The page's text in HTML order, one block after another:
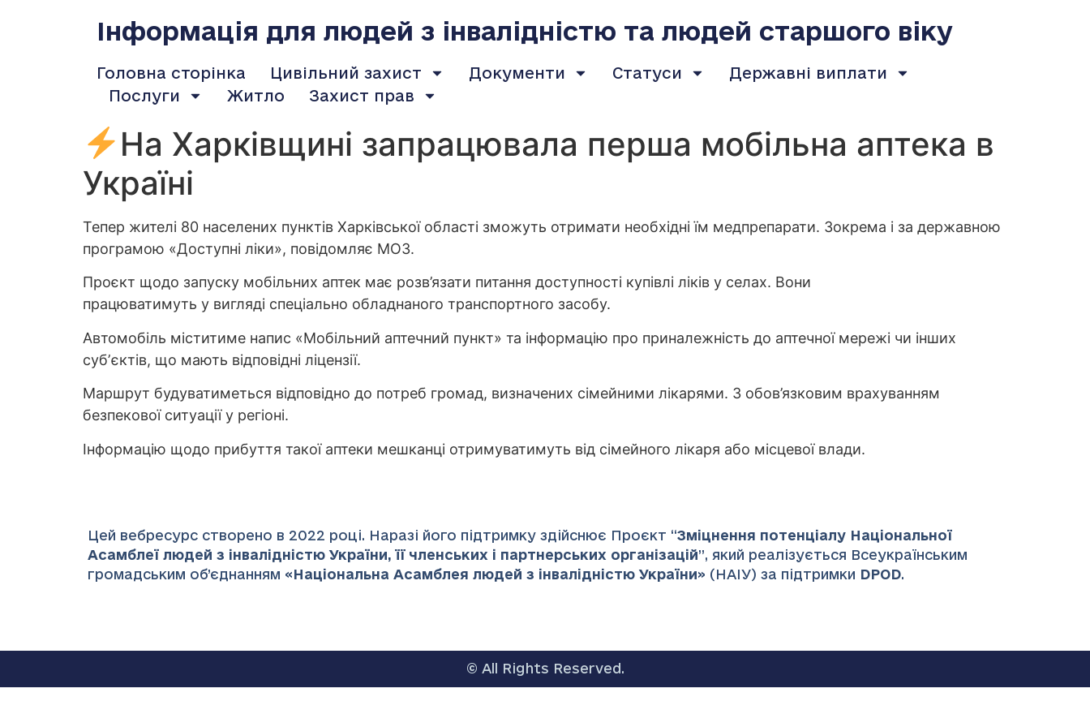
Інформація для людей з інвалідністю та людей старшого віку
Головна сторінка Цивільний захист Документи Статуси
Державні виплати
Послуги
Житло Захист прав
На Харківщині запрацювала перша мобільна аптека в
Україні
Тепер жителі 80 населених пунктів Харківської області зможуть отримати необхідні їм медпрепарати. Зокрема і за державною
програмою «Доступні ліки», повідомляє МОЗ.
Проєкт щодо запуску мобільних аптек має розв’язати питання доступності купівлі ліків у селах. Вони
працюватимуть у вигляді спеціально обладнаного транспортного засобу.
Автомобіль міститиме напис «Мобільний аптечний пункт» та інформацію про приналежність до аптечної мережі чи інших
субʼєктів, що мають відповідні ліцензії.
Маршрут будуватиметься відповідно до потреб громад, визначених сімейними лікарями. З обов’язковим врахуванням
безпекової ситуації у регіоні.
Інформацію щодо прибуття такої аптеки мешканці отримуватимуть від сімейного лікаря або місцевої влади.
Цей вебресурс створено в 2022 році. Наразі його підтримку здійснює Проєкт “Зміцнення потенціалу Національної
Асамблеї людей з інвалідністю України, її членських і партнерських організацій”, який реалізується Всеукраїнським
громадським об’єднанням «Національна Асамблея людей з інвалідністю України» (НАІУ) за підтримки DPOD.
© All Rights Reserved.